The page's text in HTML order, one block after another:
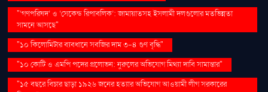
"‘গণপরিষদ’ ও ‘সেকেন্ড রিপাবলিক’: জামায়াতসহ ইসলামী দলগুলোর মতভিন্নতা
সামনে আসছে"
"১০ কিলোমিটার ব্যবধানে সবজির দাম ৩-৪ গুণ বৃদ্ধি"
"১০ কোটি ও এমপি পদের প্রলোভন: নুরুলের অভিযোগ মিথ্যা দাবি সামান্তার"
"১৫ বছরে বিচার ছাড়া ১৯২৬ জনের হত্যার অভিযোগ আওয়ামী লীগ সরকারের